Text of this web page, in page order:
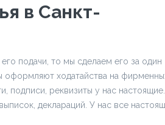
в Санкт-
подачи, то мы сделаем его за один
оформляют ходатайства на
подписи, реквизиты у нас настоящие.
деклараций. У нас все